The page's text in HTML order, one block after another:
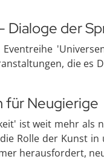
Dialoge der
die es
für Neugierige
ist weit mehr als
Rolle der Kunst
herausfordert,